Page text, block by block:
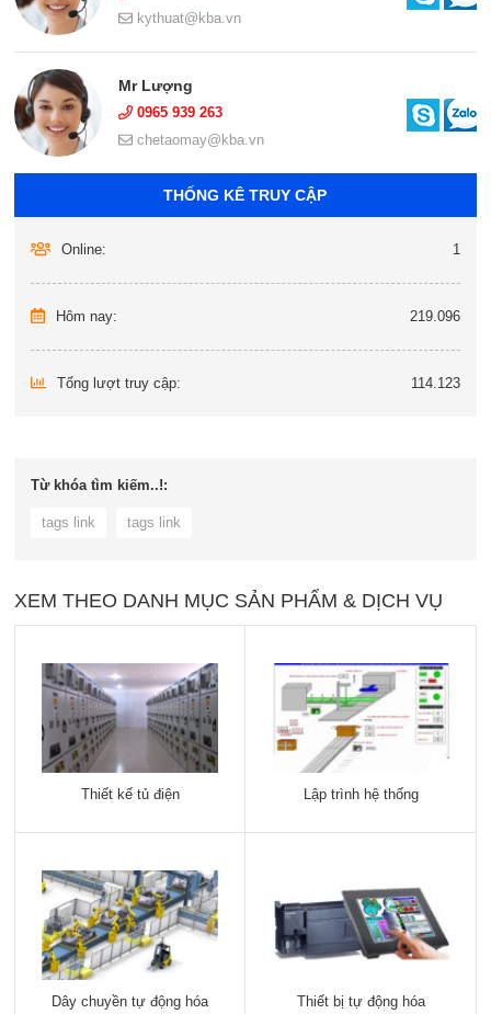
kythuat@kba.vn
Mr Lượng
0965 939 263
chetaomay@kba.vn
THỐNG KÊ TRUY CẬP
Online: 1
Hôm nay: 219.096
Tổng lượt truy cập: 114.123
Từ khóa tìm kiếm..!:
tags link tags link
XEM THEO DANH MỤC SẢN PHẨM & DỊCH VỤ
Thiết kế tủ điện Lập trình hệ thống
Dây chuyền tự động hóa Thiết bị tự động hóa